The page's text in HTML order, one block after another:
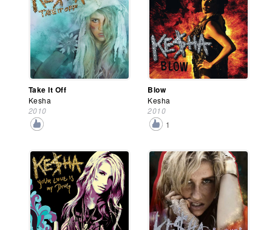
Take It Off
Kesha
2010
Blow
Kesha
2010
1